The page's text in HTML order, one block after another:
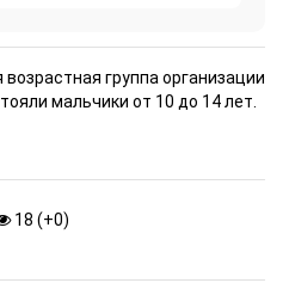
группа организации
мальчики от 10 до 14 лет.
18 (+0)